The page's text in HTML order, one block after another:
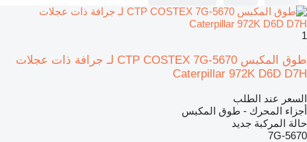
1
طوق المكبس CTP COSTEX 7G-5670 لـ جرافة ذات عجلات
Caterpillar 972K D6D D7H
السعر عند الطلب
أجزاء المحرك - طوق المكبس
حالة المركبة جديد
7G-5670